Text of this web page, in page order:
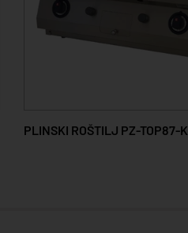
PLINSKI ROŠTILJ PZ-TOP87-K